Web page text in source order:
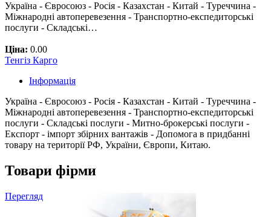
Україна - Євросоюз - Росія - Казахстан - Китай - Туреччина -
Міжнародні автоперевезення - Транспортно-експедиторські
послуги - Складські…
Ціна: 0.00
Тенгіз Карго
Інформація
Україна - Євросоюз - Росія - Казахстан - Китай - Туреччина -
Міжнародні автоперевезення - Транспортно-експедиторські
послуги - Складські послуги - Митно-брокерські послуги -
Експорт - імпорт збірних вантажів - Допомога в придбанні
товару на території РФ, України, Європи, Китаю.
Товари фірми
Перегляд